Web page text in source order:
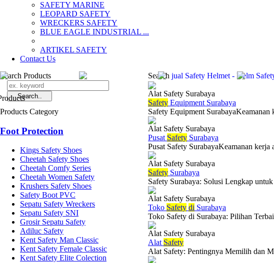
SAFETY MARINE
LEOPARD SAFETY
WRECKERS SAFETY
BLUE EAGLE INDUSTRIAL ...
­ARTIKEL SAFETY
Contact Us
Search Products
Products Category
Foot Protection
Kings Safety Shoes
Cheetah Safety Shoes
Cheetah Comfy Series
Cheetah Women Safety
Krushers Safety Shoes
Safety Boot PVC
Sepatu Safety Wreckers
Sepatu Safety SNI
Grosir Sepatu Safety
Adiluc Safety
Kent Safety Man Classic
Kent Safety Female Classic
Kent Safety Elite Colection
Search jual Safety Helmet - Helm
Alat Safety Surabaya
Safety Equipment Surabaya
Safety Equipment
Alat Safety Surabaya
Pusat Safety Surabaya
Pusat Safety SurabayaKeamanan
Alat Safety Surabaya
Safety Surabaya
Safety Surabaya: Solusi Lengkap
Alat Safety Surabaya
Toko Safety di Surabaya
Toko Safety di Surabaya: Pilihan
Alat Safety Surabaya
Alat Safety
Alat Safety: Pentingnya Memilih dan